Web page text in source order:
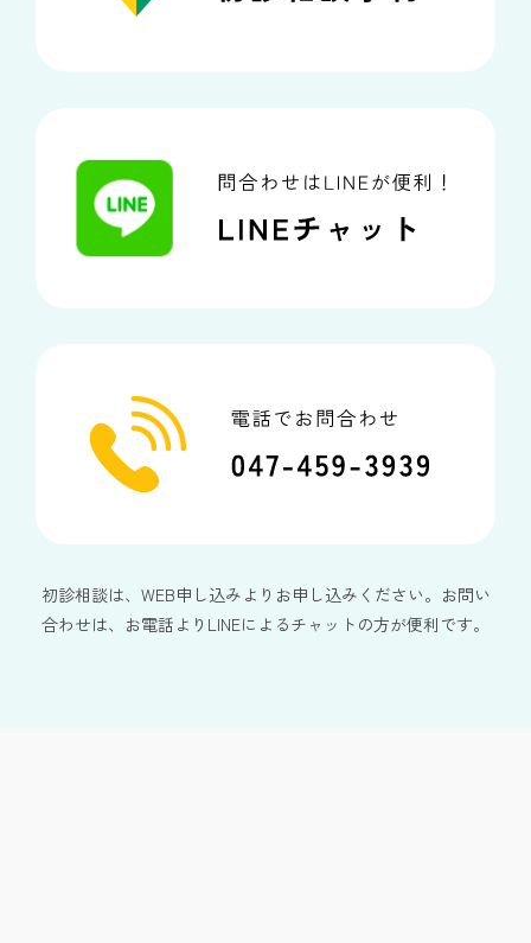
初診相談は、WEB申し込みよりお申し込みください。お問い
合わせは、お電話よりLINEによるチャットの方が便利です。